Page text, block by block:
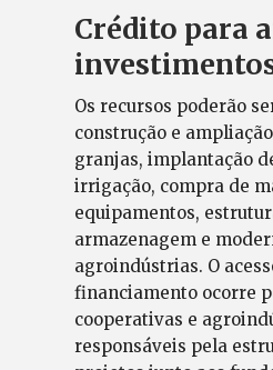
Crédito para
Os recursos poderão
construção e
granjas, implantação
irrigação, compra de
equipamentos,
armazenagem e
agroindústrias. O
financiamento ocorre
cooperativas e
responsáveis pela